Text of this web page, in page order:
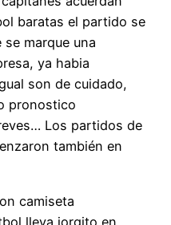
baratas el partido se
marque una
ya habia
son de cuidado,
pronostico
Los partidos de
también en